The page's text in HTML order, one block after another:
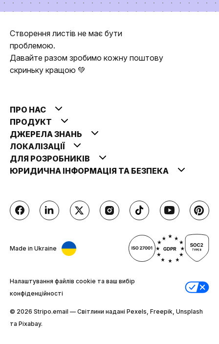
Створення листів не має бути
проблемою.
Давайте разом зробимо кожну поштову
скриньку кращою 💚
ПРО НАС
ПРОДУКТ
ДЖЕРЕЛА ЗНАНЬ
ЛОКАЛІЗАЦІЇ
ДЛЯ РОЗРОБНИКІВ
ЮРИДИЧНА ІНФОРМАЦІЯ ТА БЕЗПЕКА
Made in Ukraine
Налаштування файлів cookie та ваш вибір
конфіденційності
© 2026 Stripо.email — Світлини надані Pexels, Freepik, Unsplash
та Pixabay.